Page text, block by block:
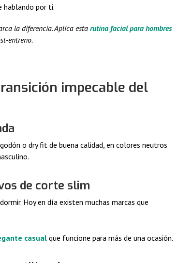
hablando por ti.
la diferencia. Aplica estarutina facial para hombres
entreno.
impecable del
o dry fit de buena calidad, en colores neutros
de corte slim
Hoy en día existen muchas marcas que
casualque funcione para más de una ocasión.